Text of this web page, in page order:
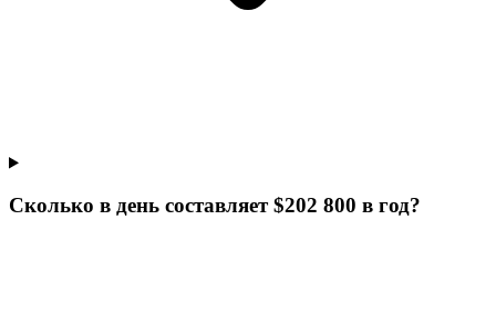
Сколько в день составляет $202 800 в год?